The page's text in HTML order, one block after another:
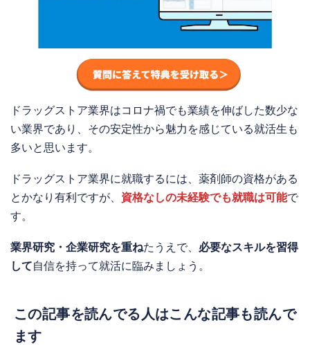
ドラッグストア業界はコロナ禍でも業績を伸ばした数少な
い業界であり、その安定性から魅力を感じている就活生も
多いと思います。
ドラッグストア業界に就職するには、薬剤師の資格がある
とかなり有利ですが、 資格なしの未経験でも就職は可能で
す。
業界研究・企業研究を重ねたうえで、 必要なスキルを習得
して自信を持って就活に臨みましょう。
この記事を読んでる人はこんな記事も読んで
ます